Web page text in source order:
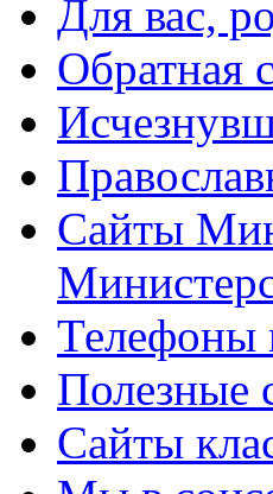
Для вас,
Обратная
Сайты
Телефоны
Полезные
Сайты